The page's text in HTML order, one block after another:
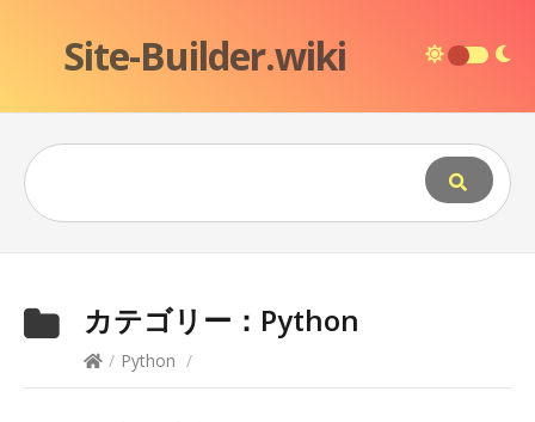
Site-Builder.wiki
カテゴリー： Python
/ Python /